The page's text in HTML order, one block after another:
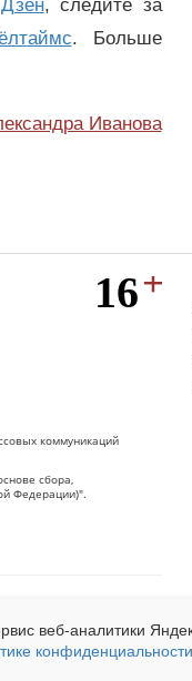
Дзен, следите за
. Больше
Иванова
коммуникаций
сбора,
Федерации)".
веб-аналитики